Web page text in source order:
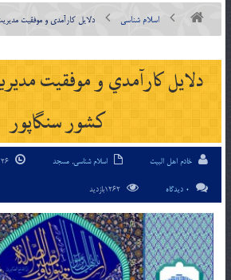
اسلام شناسی دلايل كارآمدي و موفقيت
دلايل كارآمدي و موفقيت
كشور سنگاپور
خادم اهل البیت اسلام شناسی, مسجد
0 دیدگاه